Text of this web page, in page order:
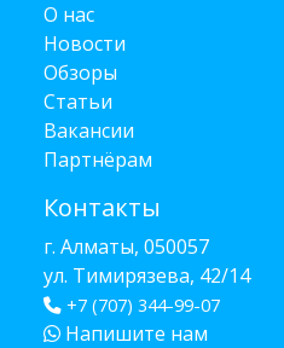
О нас
Новости
Обзоры
Статьи
Вакансии
Партнёрам
Контакты
г. Алматы, 050057
ул. Тимирязева, 42/14
+7 (707) 344-99-07
Напишите нам